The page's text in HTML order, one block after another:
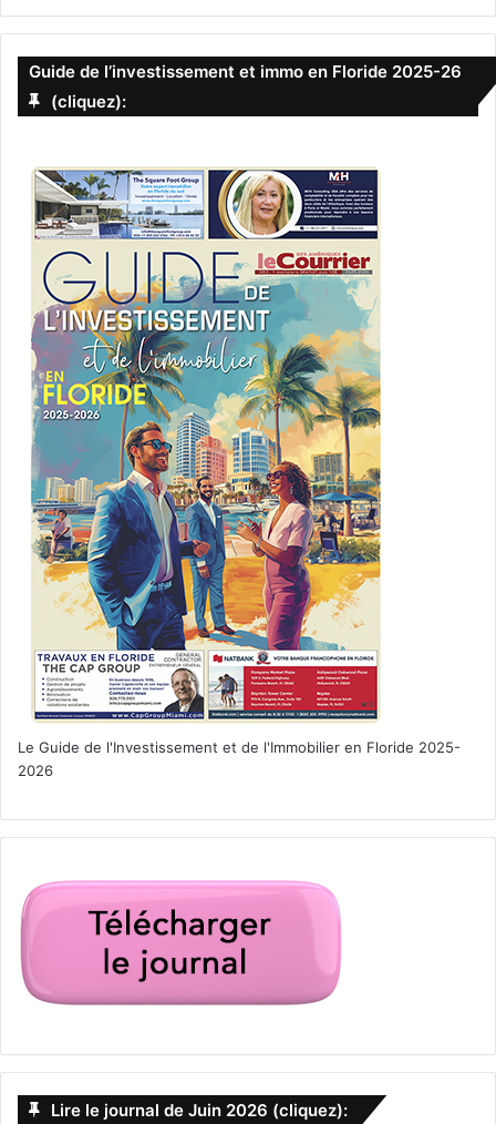
Guide de l’investissement et immo en Floride 2025-26
(cliquez):
Le Guide de l'Investissement et de l'Immobilier en Floride 2025-
2026
Lire le journal de Juin 2026 (cliquez):